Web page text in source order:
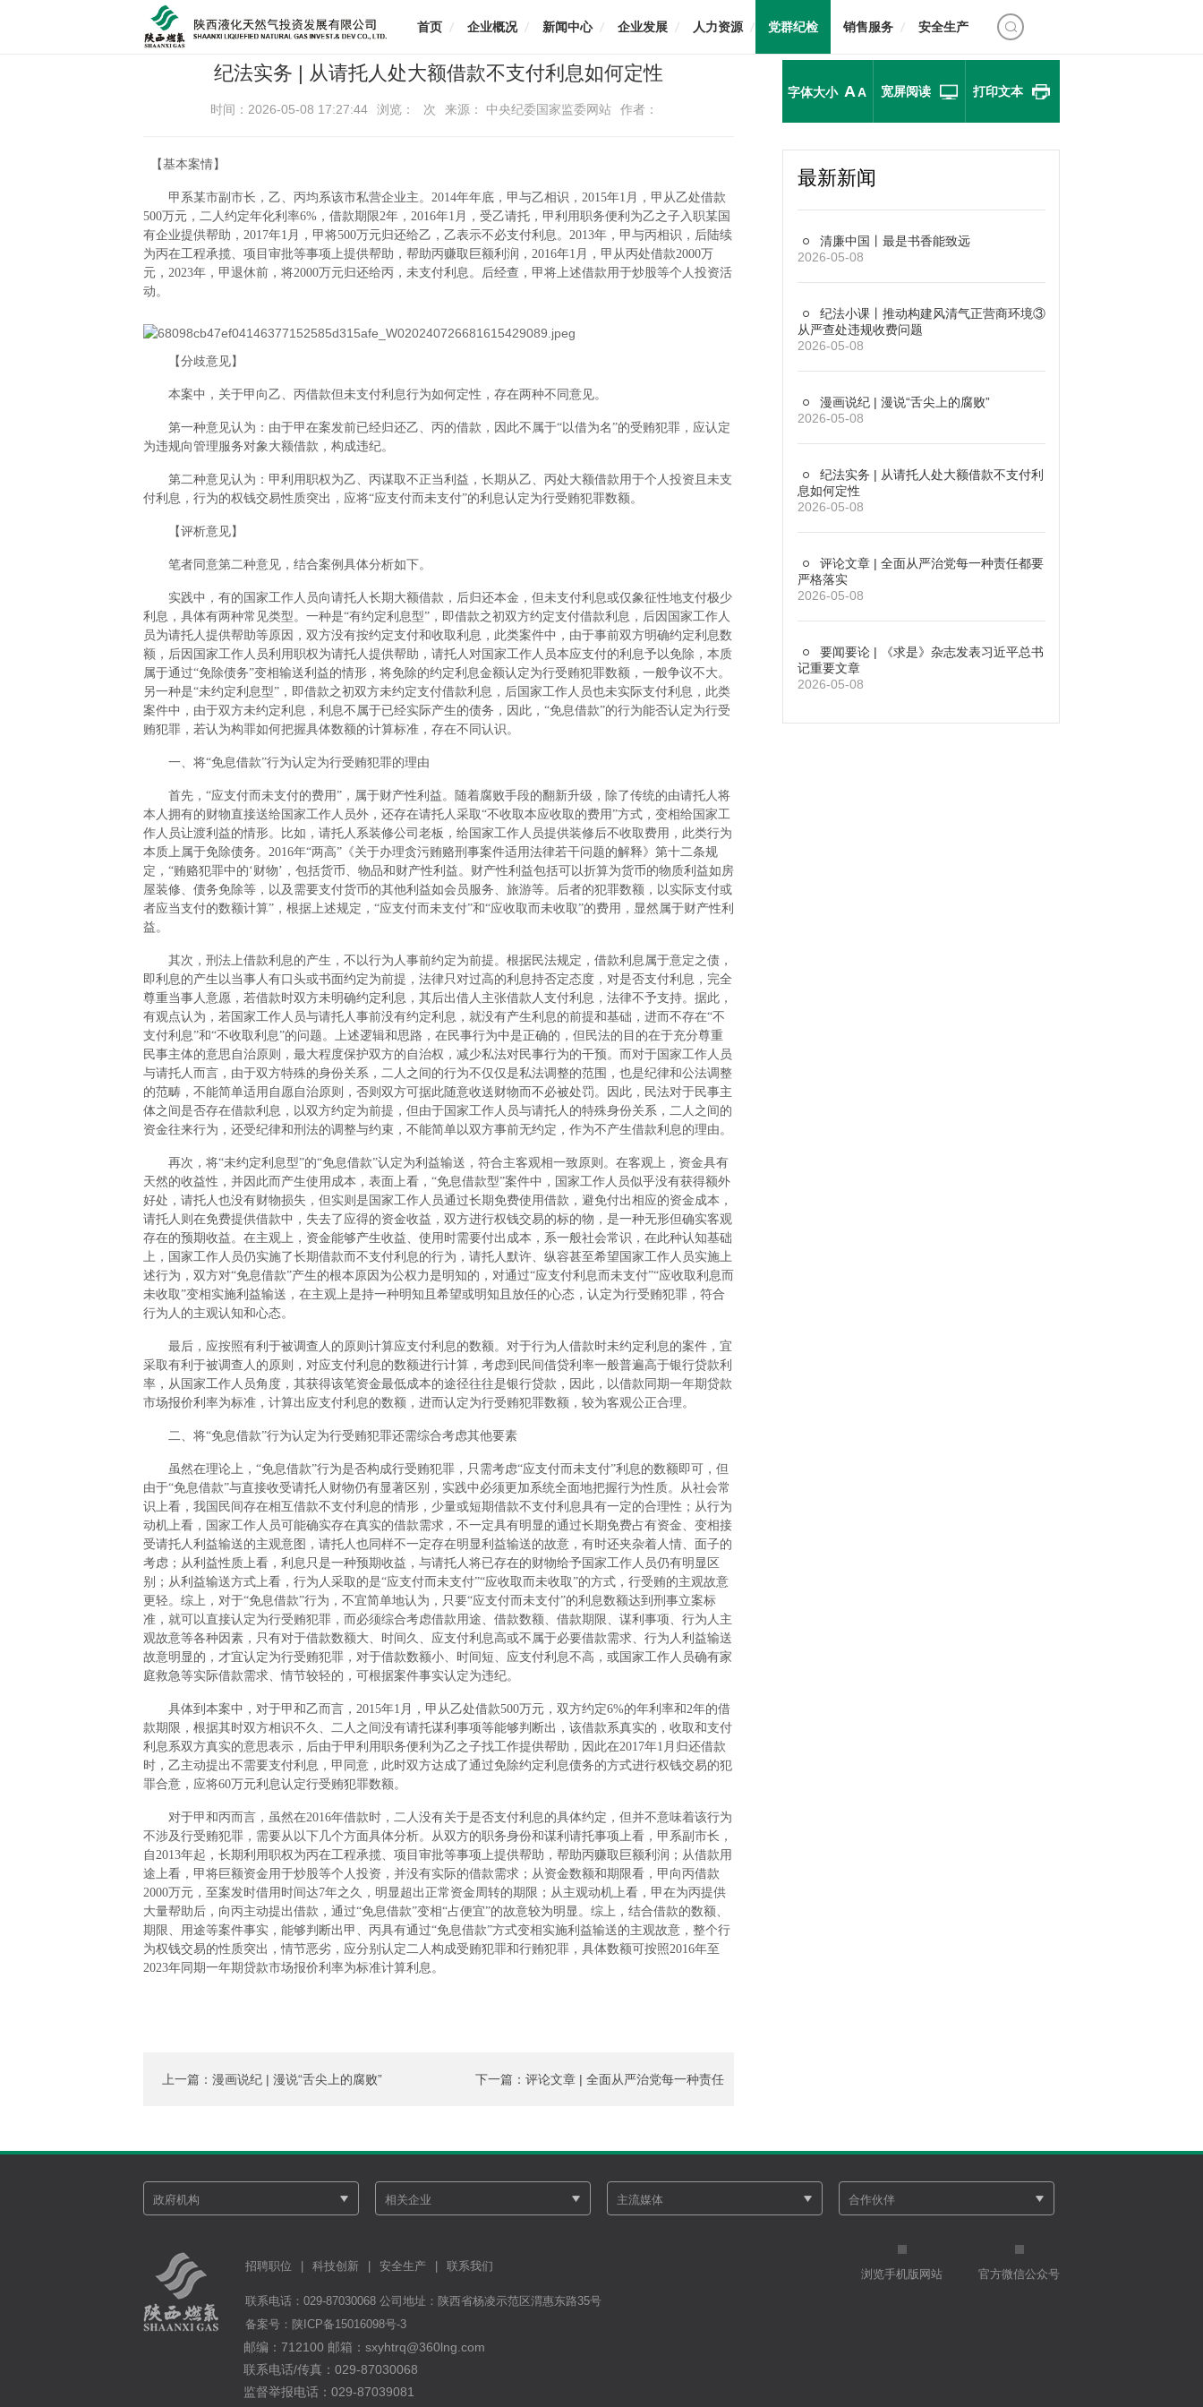
首页 企业概况 新闻中心 企业发展 人力资源 党群纪检 销售服务 安全生产
纪法实务 | 从请托人处大额借款不支付利息如何定性
时间：2026-05-08 17:27:44 浏览： 次 来源： 中央纪委国家监委网站 作者：
【基本案情】
甲系某市副市长，乙、丙均系该市私营企业主。2014年年底，甲与乙相识，2015年1月，甲从乙处借款
500万元，二人约定年化利率6%，借款期限2年，2016年1月，受乙请托，甲利用职务便利为乙之子入职某国
有企业提供帮助，2017年1月，甲将500万元归还给乙，乙表示不必支付利息。2013年，甲与丙相识，后陆续
为丙在工程承揽、项目审批等事项上提供帮助，帮助丙赚取巨额利润，2016年1月，甲从丙处借款2000万
元，2023年，甲退休前，将2000万元归还给丙，未支付利息。后经查，甲将上述借款用于炒股等个人投资活
动。
【分歧意见】
本案中，关于甲向乙、丙借款但未支付利息行为如何定性，存在两种不同意见。
第一种意见认为：由于甲在案发前已经归还乙、丙的借款，因此不属于“以借为名”的受贿犯罪，应认定
为违规向管理服务对象大额借款，构成违纪。
第二种意见认为：甲利用职权为乙、丙谋取不正当利益，长期从乙、丙处大额借款用于个人投资且未支
付利息，行为的权钱交易性质突出，应将“应支付而未支付”的利息认定为行受贿犯罪数额。
【评析意见】
笔者同意第二种意见，结合案例具体分析如下。
实践中，有的国家工作人员向请托人长期大额借款，后归还本金，但未支付利息或仅象征性地支付极少
利息，具体有两种常见类型。一种是“有约定利息型”，即借款之初双方约定支付借款利息，后因国家工作人
员为请托人提供帮助等原因，双方没有按约定支付和收取利息，此类案件中，由于事前双方明确约定利息数
额，后因国家工作人员利用职权为请托人提供帮助，请托人对国家工作人员本应支付的利息予以免除，本质
属于通过“免除债务”变相输送利益的情形，将免除的约定利息金额认定为行受贿犯罪数额，一般争议不大。
另一种是“未约定利息型”，即借款之初双方未约定支付借款利息，后国家工作人员也未实际支付利息，此类
案件中，由于双方未约定利息，利息不属于已经实际产生的债务，因此，“免息借款”的行为能否认定为行受
贿犯罪，若认为构罪如何把握具体数额的计算标准，存在不同认识。
一、将“免息借款”行为认定为行受贿犯罪的理由
首先，“应支付而未支付的费用”，属于财产性利益。随着腐败手段的翻新升级，除了传统的由请托人将
本人拥有的财物直接送给国家工作人员外，还存在请托人采取“不收取本应收取的费用”方式，变相给国家工
作人员让渡利益的情形。比如，请托人系装修公司老板，给国家工作人员提供装修后不收取费用，此类行为
本质上属于免除债务。2016年“两高”《关于办理贪污贿赂刑事案件适用法律若干问题的解释》第十二条规
定，“贿赂犯罪中的‘财物’，包括货币、物品和财产性利益。财产性利益包括可以折算为货币的物质利益如房
屋装修、债务免除等，以及需要支付货币的其他利益如会员服务、旅游等。后者的犯罪数额，以实际支付或
者应当支付的数额计算”，根据上述规定，“应支付而未支付”和“应收取而未收取”的费用，显然属于财产性利
益。
其次，刑法上借款利息的产生，不以行为人事前约定为前提。根据民法规定，借款利息属于意定之债，
即利息的产生以当事人有口头或书面约定为前提，法律只对过高的利息持否定态度，对是否支付利息，完全
尊重当事人意愿，若借款时双方未明确约定利息，其后出借人主张借款人支付利息，法律不予支持。据此，
有观点认为，若国家工作人员与请托人事前没有约定利息，就没有产生利息的前提和基础，进而不存在“不
支付利息”和“不收取利息”的问题。上述逻辑和思路，在民事行为中是正确的，但民法的目的在于充分尊重
民事主体的意思自治原则，最大程度保护双方的自治权，减少私法对民事行为的干预。而对于国家工作人员
与请托人而言，由于双方特殊的身份关系，二人之间的行为不仅仅是私法调整的范围，也是纪律和公法调整
的范畴，不能简单适用自愿自治原则，否则双方可据此随意收送财物而不必被处罚。因此，民法对于民事主
体之间是否存在借款利息，以双方约定为前提，但由于国家工作人员与请托人的特殊身份关系，二人之间的
资金往来行为，还受纪律和刑法的调整与约束，不能简单以双方事前无约定，作为不产生借款利息的理由。
再次，将“未约定利息型”的“免息借款”认定为利益输送，符合主客观相一致原则。在客观上，资金具有
天然的收益性，并因此而产生使用成本，表面上看，“免息借款型”案件中，国家工作人员似乎没有获得额外
好处，请托人也没有财物损失，但实则是国家工作人员通过长期免费使用借款，避免付出相应的资金成本，
请托人则在免费提供借款中，失去了应得的资金收益，双方进行权钱交易的标的物，是一种无形但确实客观
存在的预期收益。在主观上，资金能够产生收益、使用时需要付出成本，系一般社会常识，在此种认知基础
上，国家工作人员仍实施了长期借款而不支付利息的行为，请托人默许、纵容甚至希望国家工作人员实施上
述行为，双方对“免息借款”产生的根本原因为公权力是明知的，对通过“应支付利息而未支付”“应收取利息而
未收取”变相实施利益输送，在主观上是持一种明知且希望或明知且放任的心态，认定为行受贿犯罪，符合
行为人的主观认知和心态。
最后，应按照有利于被调查人的原则计算应支付利息的数额。对于行为人借款时未约定利息的案件，宜
采取有利于被调查人的原则，对应支付利息的数额进行计算，考虑到民间借贷利率一般普遍高于银行贷款利
率，从国家工作人员角度，其获得该笔资金最低成本的途径往往是银行贷款，因此，以借款同期一年期贷款
市场报价利率为标准，计算出应支付利息的数额，进而认定为行受贿犯罪数额，较为客观公正合理。
二、将“免息借款”行为认定为行受贿犯罪还需综合考虑其他要素
虽然在理论上，“免息借款”行为是否构成行受贿犯罪，只需考虑“应支付而未支付”利息的数额即可，但
由于“免息借款”与直接收受请托人财物仍有显著区别，实践中必须更加系统全面地把握行为性质。从社会常
识上看，我国民间存在相互借款不支付利息的情形，少量或短期借款不支付利息具有一定的合理性；从行为
动机上看，国家工作人员可能确实存在真实的借款需求，不一定具有明显的通过长期免费占有资金、变相接
受请托人利益输送的主观意图，请托人也同样不一定存在明显利益输送的故意，有时还夹杂着人情、面子的
考虑；从利益性质上看，利息只是一种预期收益，与请托人将已存在的财物给予国家工作人员仍有明显区
别；从利益输送方式上看，行为人采取的是“应支付而未支付”“应收取而未收取”的方式，行受贿的主观故意
更轻。综上，对于“免息借款”行为，不宜简单地认为，只要“应支付而未支付”的利息数额达到刑事立案标
准，就可以直接认定为行受贿犯罪，而必须综合考虑借款用途、借款数额、借款期限、谋利事项、行为人主
观故意等各种因素，只有对于借款数额大、时间久、应支付利息高或不属于必要借款需求、行为人利益输送
故意明显的，才宜认定为行受贿犯罪，对于借款数额小、时间短、应支付利息不高，或国家工作人员确有家
庭救急等实际借款需求、情节较轻的，可根据案件事实认定为违纪。
具体到本案中，对于甲和乙而言，2015年1月，甲从乙处借款500万元，双方约定6%的年利率和2年的借
款期限，根据其时双方相识不久、二人之间没有请托谋利事项等能够判断出，该借款系真实的，收取和支付
利息系双方真实的意思表示，后由于甲利用职务便利为乙之子找工作提供帮助，因此在2017年1月归还借款
时，乙主动提出不需要支付利息，甲同意，此时双方达成了通过免除约定利息债务的方式进行权钱交易的犯
罪合意，应将60万元利息认定行受贿犯罪数额。
对于甲和丙而言，虽然在2016年借款时，二人没有关于是否支付利息的具体约定，但并不意味着该行为
不涉及行受贿犯罪，需要从以下几个方面具体分析。从双方的职务身份和谋利请托事项上看，甲系副市长，
自2013年起，长期利用职权为丙在工程承揽、项目审批等事项上提供帮助，帮助丙赚取巨额利润；从借款用
途上看，甲将巨额资金用于炒股等个人投资，并没有实际的借款需求；从资金数额和期限看，甲向丙借款
2000万元，至案发时借用时间达7年之久，明显超出正常资金周转的期限；从主观动机上看，甲在为丙提供
大量帮助后，向丙主动提出借款，通过“免息借款”变相“占便宜”的故意较为明显。综上，结合借款的数额、
期限、用途等案件事实，能够判断出甲、丙具有通过“免息借款”方式变相实施利益输送的主观故意，整个行
为权钱交易的性质突出，情节恶劣，应分别认定二人构成受贿犯罪和行贿犯罪，具体数额可按照2016年至
2023年同期一年期贷款市场报价利率为标准计算利息。
上一篇：漫画说纪 | 漫说“舌尖上的腐败” 下一篇：评论文章 | 全面从严治党每一种责任
字体大小 AA 宽屏阅读 打印文本
最新新闻
清廉中国丨最是书香能致远
2026-05-08
纪法小课丨推动构建风清气正营商环境③
从严查处违规收费问题
2026-05-08
漫画说纪 | 漫说“舌尖上的腐败”
2026-05-08
纪法实务 | 从请托人处大额借款不支付利
息如何定性
2026-05-08
评论文章 | 全面从严治党每一种责任都要
严格落实
2026-05-08
要闻要论 | 《求是》杂志发表习近平总书
记重要文章
2026-05-08
招聘职位 科技创新 安全生产 联系我们
联系电话：029-87030068 公司地址：陕西省杨凌示范区渭惠东路35号
备案号： 陕ICP备15016098号-3
邮编：712100 邮箱：sxyhtrq@360lng.com
联系电话/传真：029-87030068
监督举报电话：029-87039081
浏览手机版网站 官方微信公众号